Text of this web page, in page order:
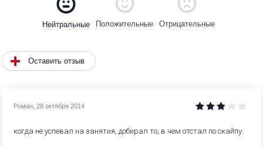
Нейтральные Положительные Отрицательные
Оставить отзыв
Роман, 28 октября 2014
когда не успевал на занятия, добирал то, в чем отстал по скайпу.